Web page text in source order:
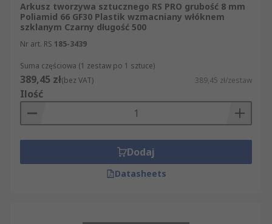
Arkusz tworzywa sztucznego RS PRO grubość 8 mm
Poliamid 66 GF30 Plastik wzmacniany włóknem
szklanym Czarny długość 500
Nr art. RS 185-3439
Suma częściowa (1 zestaw po 1 sztuce)
389,45 zł(bez VAT) 389,45 zł/zestaw
Ilość
Dodaj
Datasheets